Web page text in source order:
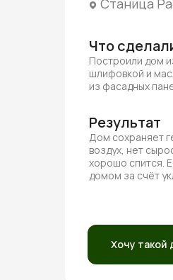
Что
Построили дом
шлифовкой и
из фасадных
Результат
Дом сохраняет
воздух, нет
хорошо спится.
домом за счёт
Хочу такой